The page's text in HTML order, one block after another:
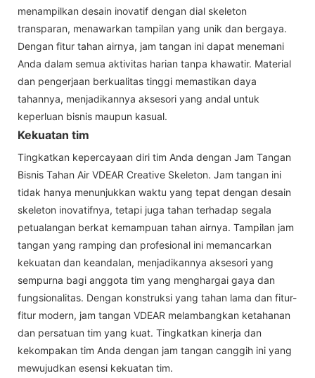
menampilkan desain inovatif dengan dial skeleton
transparan, menawarkan tampilan yang unik dan bergaya.
Dengan fitur tahan airnya, jam tangan ini dapat menemani
Anda dalam semua aktivitas harian tanpa khawatir. Material
dan pengerjaan berkualitas tinggi memastikan daya
tahannya, menjadikannya aksesori yang andal untuk
keperluan bisnis maupun kasual.
Kekuatan tim
Tingkatkan kepercayaan diri tim Anda dengan Jam Tangan
Bisnis Tahan Air VDEAR Creative Skeleton. Jam tangan ini
tidak hanya menunjukkan waktu yang tepat dengan desain
skeleton inovatifnya, tetapi juga tahan terhadap segala
petualangan berkat kemampuan tahan airnya. Tampilan jam
tangan yang ramping dan profesional ini memancarkan
kekuatan dan keandalan, menjadikannya aksesori yang
sempurna bagi anggota tim yang menghargai gaya dan
fungsionalitas. Dengan konstruksi yang tahan lama dan fitur-
fitur modern, jam tangan VDEAR melambangkan ketahanan
dan persatuan tim yang kuat. Tingkatkan kinerja dan
kekompakan tim Anda dengan jam tangan canggih ini yang
mewujudkan esensi kekuatan tim.